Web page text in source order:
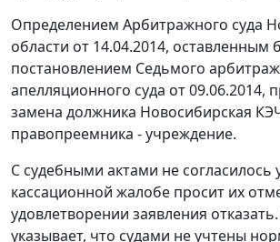
Определением Арбитражного суда
области от 14.04.2014, оставленным
постановлением Седьмого
апелляционного суда от 09.06.2014,
замена должника Новосибирская
правопреемника - учреждение.
С судебными актами не согласилось
кассационной жалобе просит их
удовлетворении заявления
указывает, что судами не учтены